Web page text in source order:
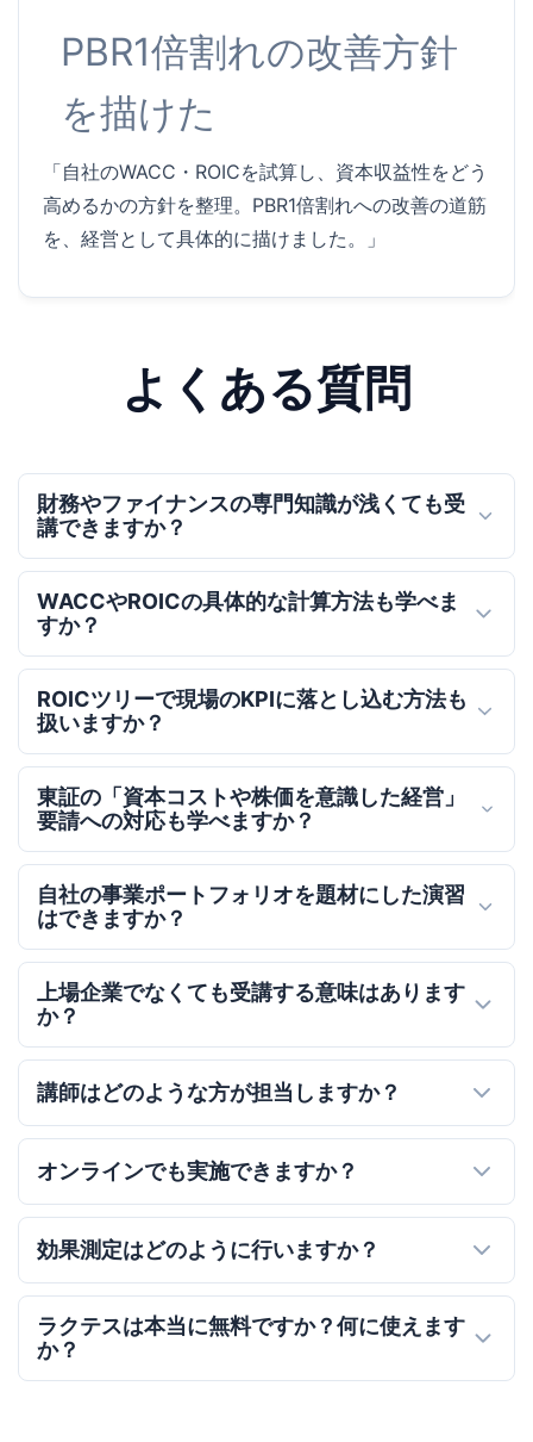
PBR1倍割れの改善方針
を描けた
「自社のWACC・ROICを試算し、資本収益性をどう
高めるかの方針を整理。PBR1倍割れへの改善の道筋
を、経営として具体的に描けました。」
よくある質問
財務やファイナンスの専門知識が浅くても受
講できますか？
WACCやROICの具体的な計算方法も学べま
すか？
ROICツリーで現場のKPIに落とし込む方法も
扱いますか？
東証の「資本コストや株価を意識した経営」
要請への対応も学べますか？
自社の事業ポートフォリオを題材にした演習
はできますか？
上場企業でなくても受講する意味はあります
か？
講師はどのような方が担当しますか？
オンラインでも実施できますか？
効果測定はどのように行いますか？
ラクテスは本当に無料ですか？何に使えます
か？